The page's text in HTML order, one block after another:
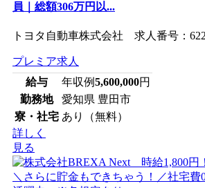
員｜総額306万円以...
トヨタ自動車株式会社 求人番号：
プレミア求人
給与
年収例5,600,000円
勤務地
愛知県 豊田市
寮・社宅 あり（無料）
詳しく
見る